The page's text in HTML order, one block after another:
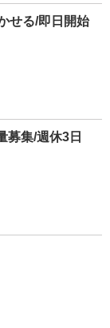
せる/即日開始
募集/週休3日